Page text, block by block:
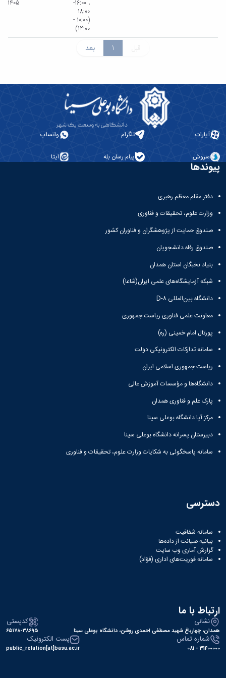
، 16:00-
18:00
(10:00 -
12:00)
1405
قبل 1 بعد
آپارات تلگرام واتساپ
سروش پیام رسان بله ایتا
پیوندها
دفتر مقام معظم رهبری
وزارت علوم، تحقیقات و فناوری
صندوق حمایت از پژوهشگران و فناوران کشور
صندوق رفاه دانشجویان
بنیاد نخبگان استان همدان
شبکه آزمایشگاه‌های علمی ایران(شاعا)
دانشگاه بین‌المللی D-۸
معاونت علمی فناوری ریاست جمهوری
پورتال امام خمینی (ره)
سامانه تدارکات الکترونیکی دولت
ریاست جمهوری اسلامی ایران
دانشگاه‌ها و مؤسسات آموزش عالی
پارک علم و فناوری همدان
مرکز آپا دانشگاه بوعلی سینا
دبیرستان پسرانه دانشگاه بوعلی سینا
سامانه پاسخگوئی به شکایات وزارت علوم، تحقیقات و فناوری
دسترسی
سامانه شفافیت
بیانیه صیانت از داده‌ها
گزارش آماری وب‌ سایت
سامانه فوریت‌های اداری (فؤاد)
ارتباط با ما
نشانی
همدان، چهارباغ شهید مصطفی احمدی روشن، دانشگاه بوعلی سینا
کدپستی
۶۵۱۷۸-۳۸۶۹۵
شماره تماس
31400000 - 081
پست الکترونیک
public_relation[at]basu.ac.ir